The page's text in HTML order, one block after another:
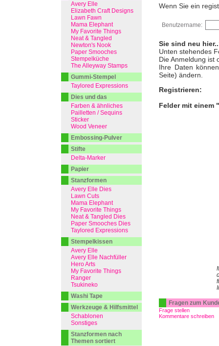
Wenn Sie ein
Benutzername:
Sie sind neu
Unten stehendes
Die Anmeldung ist
Ihre Daten
Seite) ändern.
Registrieren:
Felder mit einem "
Fragen zum
Frage stellen
Kommentare schreiben
Avery Elle
Elizabeth Craft Designs
Lawn Fawn
Mama Elephant
My Favorite Things
Neat & Tangled
Newton's Nook
Paper Smooches
Stempelküche
The Alleyway Stamps
Gummi-Stempel
Taylored Expressions
Dies und das
Farben & ähnliches
Pailletten / Sequins
Sticker
Wood Veneer
Embossing-Pulver
Stifte
Delta-Marker
Papier
Stanzformen
Avery Elle Dies
Lawn Cuts
Mama Elephant
My Favorite Things
Neat & Tangled Dies
Paper Smooches Dies
Taylored Expressions
Stempelkissen
Avery Elle
Avery Elle Nachfüller
Hero Arts
My Favorite Things
Ranger
Tsukineko
Washi Tape
Werkzeuge & Hilfsmittel
Schablonen
Sonstiges
Stanzformen nach
Themen sortiert